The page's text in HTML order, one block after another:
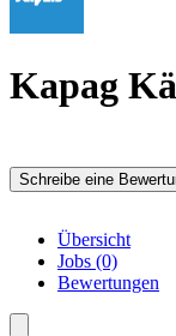
Kapag
Schreibe eine
Übersicht
Jobs (0)
Bewertungen